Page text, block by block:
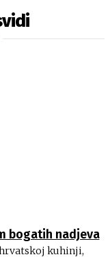
bogatih nadjeva
kuhinji,